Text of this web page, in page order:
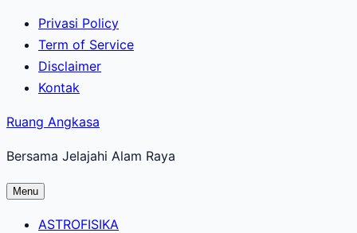
Lewati
konten
utama
Privasi Policy
Term of Service
Disclaimer
Kontak
Ruang Angkasa
Bersama Jelajahi Alam Raya
Menu
ASTROFISIKA